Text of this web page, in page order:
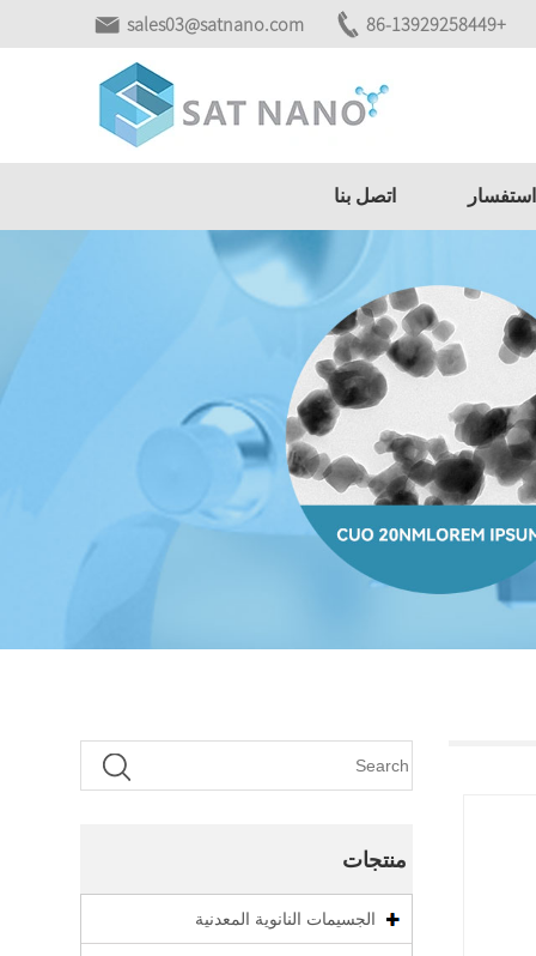
+86-13929258449
sales03@satnano.com
اتصل بنا
منتجات
الجسيمات النانوية المعدنية